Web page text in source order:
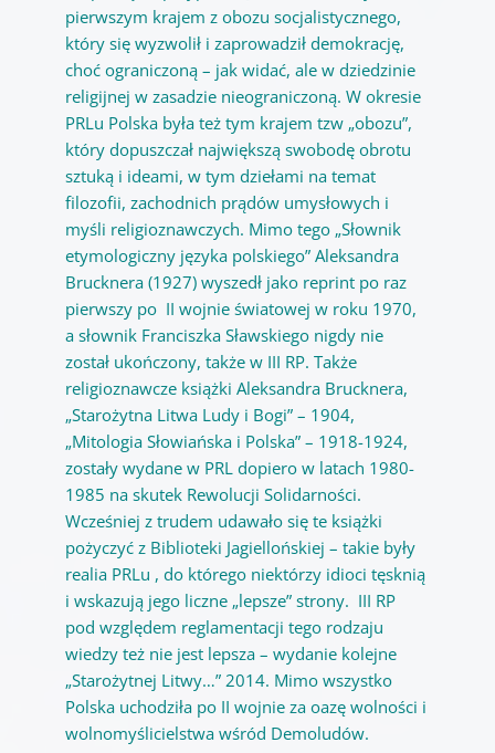
pierwszym krajem z obozu socjalistycznego,
który się wyzwolił i zaprowadził demokrację,
choć ograniczoną – jak widać, ale w dziedzinie
religijnej w zasadzie nieograniczoną. W okresie
PRLu Polska była też tym krajem tzw „obozu”,
który dopuszczał największą swobodę obrotu
sztuką i ideami, w tym dziełami na temat
filozofii, zachodnich prądów umysłowych i
myśli religioznawczych. Mimo tego „Słownik
etymologiczny języka polskiego” Aleksandra
Brucknera (1927) wyszedł jako reprint po raz
pierwszy po II wojnie światowej w roku 1970,
a słownik Franciszka Sławskiego nigdy nie
został ukończony, także w III RP. Także
religioznawcze książki Aleksandra Brucknera,
„Starożytna Litwa Ludy i Bogi” – 1904,
„Mitologia Słowiańska i Polska” – 1918-1924,
zostały wydane w PRL dopiero w latach 1980-
1985 na skutek Rewolucji Solidarności.
Wcześniej z trudem udawało się te książki
pożyczyć z Biblioteki Jagiellońskiej – takie były
realia PRLu , do którego niektórzy idioci tęsknią
i wskazują jego liczne „lepsze” strony. III RP
pod względem reglamentacji tego rodzaju
wiedzy też nie jest lepsza – wydanie kolejne
„Starożytnej Litwy…” 2014. Mimo wszystko
Polska uchodziła po II wojnie za oazę wolności i
wolnomyślicielstwa wśród Demoludów.